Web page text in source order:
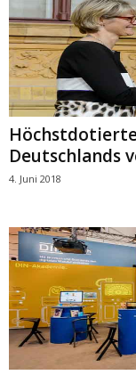
Deutschlands
4. Juni 2018